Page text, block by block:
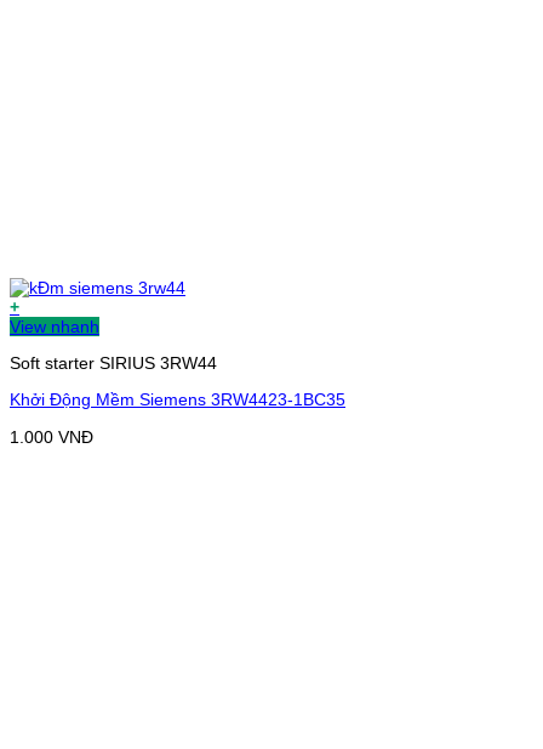
+
View nhanh
Soft starter SIRIUS 3RW44
Khởi Động Mềm Siemens 3RW4423-1BC35
1.000 VNĐ